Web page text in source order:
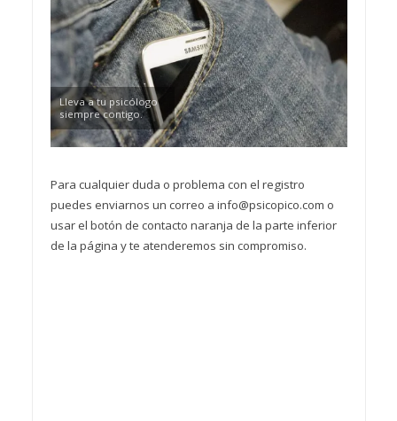
Lleva a tu psicólogo
siempre contigo.
Para cualquier duda o problema con el registro
puedes enviarnos un correo a info@psicopico.com o
usar el botón de contacto naranja de la parte inferior
de la página y te atenderemos sin compromiso.